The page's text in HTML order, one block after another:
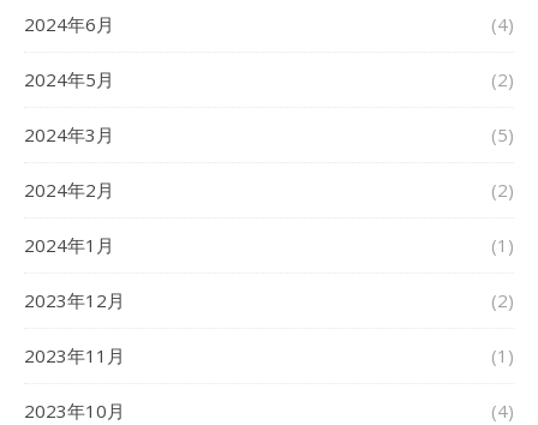
2024年6月 (4)
2024年5月 (2)
2024年3月 (5)
2024年2月 (2)
2024年1月 (1)
2023年12月 (2)
2023年11月 (1)
2023年10月 (4)